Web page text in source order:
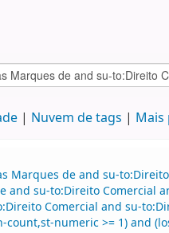
Nuvem de tags
Marques de and su-
su-to:Direito Comercial
Comercial and su-
count,st-numeric >= 1) and